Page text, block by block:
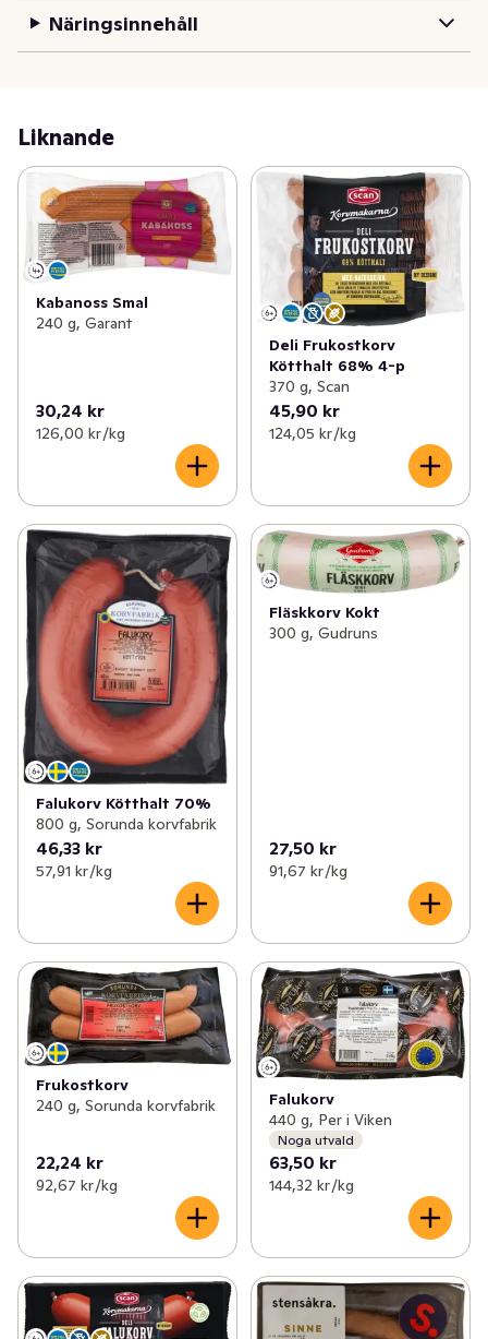
Näringsinnehåll
Liknande
Kabanoss Smal
240 g, Garant
30,24 kr
126,00 kr /kg
Deli Frukostkorv
Kötthalt 68% 4-p
370 g, Scan
45,90 kr
124,05 kr /kg
Falukorv Kötthalt 70%
800 g, Sorunda korvfabrik
46,33 kr
57,91 kr /kg
Fläskkorv Kokt
300 g, Gudruns
27,50 kr
91,67 kr /kg
Frukostkorv
240 g, Sorunda korvfabrik
22,24 kr
92,67 kr /kg
Falukorv
440 g, Per i Viken
Noga utvald
63,50 kr
144,32 kr /kg